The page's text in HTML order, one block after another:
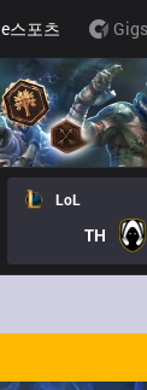
e스포츠 Gigs
LoL
TH